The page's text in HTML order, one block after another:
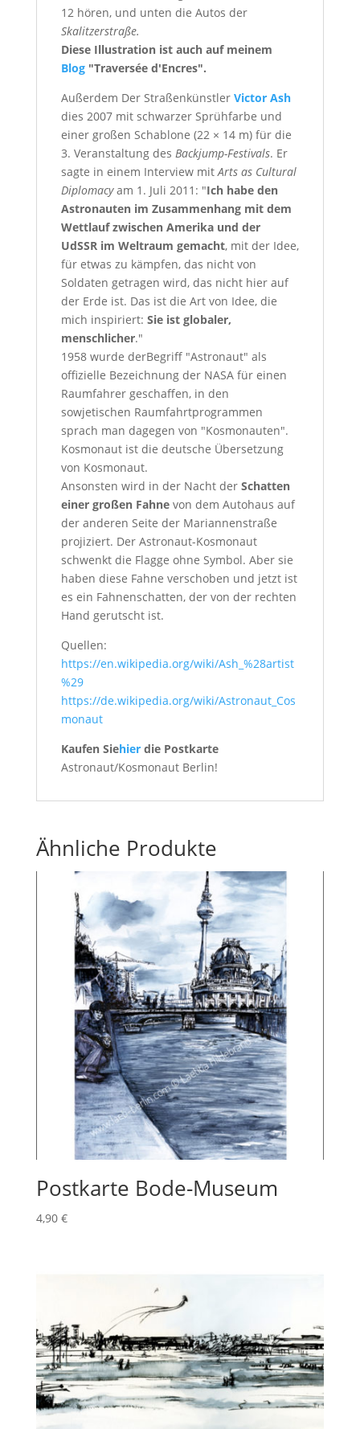
12 hören, und unten die Autos der
Skalitzerstraße.
Diese Illustration ist auch auf meinem
Blog "Traversée d'Encres".
Außerdem Der Straßenkünstler Victor Ash
dies 2007 mit schwarzer Sprühfarbe und
einer großen Schablone (22 × 14 m) für die
3. Veranstaltung des Backjump-Festivals. Er
sagte in einem Interview mitArts as Cultural
Diplomacyam 1. Juli 2011: "Ich habe den
Astronauten im Zusammenhang mit dem
Wettlauf zwischen Amerika und der
UdSSR im Weltraum gemacht, mit der Idee,
für etwas zu kämpfen, das nicht von
Soldaten getragen wird, das nicht hier auf
der Erde ist. Das ist die Art von Idee, die
mich inspiriert: Sie ist globaler,
menschlicher."
1958 wurde derBegriff "Astronaut" als
offizielle Bezeichnung der NASA für einen
Raumfahrer geschaffen, in den
sowjetischen Raumfahrtprogrammen
sprach man dagegen von "Kosmonauten".
Kosmonaut ist die deutsche Übersetzung
von Kosmonaut.
Ansonsten wird in der Nacht der Schatten
einer großen Fahnevon dem Autohaus auf
der anderen Seite der Mariannenstraße
projiziert. Der Astronaut-Kosmonaut
schwenkt die Flagge ohne Symbol. Aber sie
haben diese Fahne verschoben und jetzt ist
es ein Fahnenschatten, der von der rechten
Hand gerutscht ist.
Quellen:
https://en.wikipedia.org/wiki/Ash_%28artist
%29
https://de.wikipedia.org/wiki/Astronaut_Cos
monaut
Kaufen Siehierdie Postkarte
Astronaut/Kosmonaut Berlin!
Ähnliche Produkte
Postkarte Bode-Museum
4,90 €